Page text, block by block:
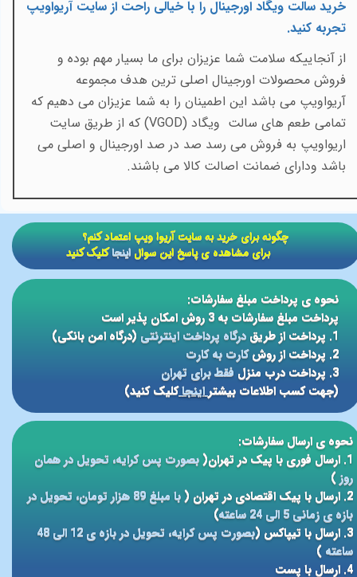
خرید سالت ویگاد اورجینال را با خیالی راحت از سایت آریواویپ
تجربه کنید.
از آنجاییکه سلامت شما عزیزان برای ما بسیار مهم بوده و
فروش محصولات اورجینال اصلی ترین هدف مجموعه
آریواویپ می باشد این اطمینان را به شما عزیزان می دهیم که
تمامی طعم های سالت ویگاد (VGOD) که از طریق سایت
اریواویپ به فروش می رسد صد در صد اورجینال و اصلی می
باشد ودارای ضمانت اصالت کالا می باشند.
نحوه ی پرداخت مبلغ سفارشات:
پرداخت مبلغ سفارشات به 3 روش امکان پذیر است
1. پرداخت از طریق
درگاه پرداخت اینترنتی(درگاه امن بانکی)
2. پرداخت از روش
کارت به کارت
3. پرداخت درب منزل
فقط برای تهران
(جهت کسب اطلاعات بیشتر اینجاکلیک کنید)
نحوه ی ارسال سفارشات:
1. ارسال فوری با پیک در تهران(
بصورت پس کرایه، تحویل در همان
روز)
2. ارسال با پیک اقتصادی در تهران (
با مبلغ 89 هزار تومان، تحویل در
بازه ی زمانی 5 الی 24 ساعته
)
3. ارسال با تیپاکس (
بصورت پس کرایه، تحویل در بازه ی 12 الی 48
ساعته )
4. ارسال با پست
​​چگونه برای خرید به سایت آریوا ویپ اعتماد کنم؟
برای مشاهده ی پاسخ این سوالاینجاکلیک کنید